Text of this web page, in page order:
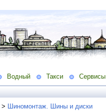
Водный Такси Сервисы
> Шиномонтаж. Шины и диски